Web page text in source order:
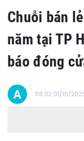
Chuỗi bán
năm tại TP
báo đóng
08:02 01/10/